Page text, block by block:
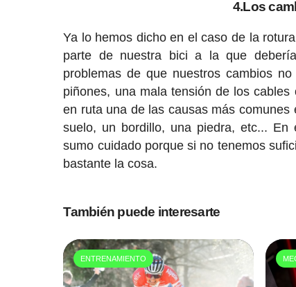
4.Los
Ya lo hemos dicho en el caso de la
parte de nuestra bici a la que
problemas de que nuestros cambios
piñones, una mala tensión de los
en ruta una de las causas más
suelo, un bordillo, una piedra, etc...
sumo cuidado porque si no tenemos
bastante la cosa.
También puede interesarte
ENTRENAMIENTO